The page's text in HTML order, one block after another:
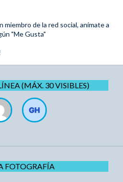
miembro de la red social, anímate a
"Me Gusta"
(MÁX. 30 VISIBLES)
FOTOGRAFÍA